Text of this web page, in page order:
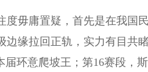
毋庸置疑，首先是在我国
缘拉回正轨，实力有目共
环意爬坡王；第16赛段，